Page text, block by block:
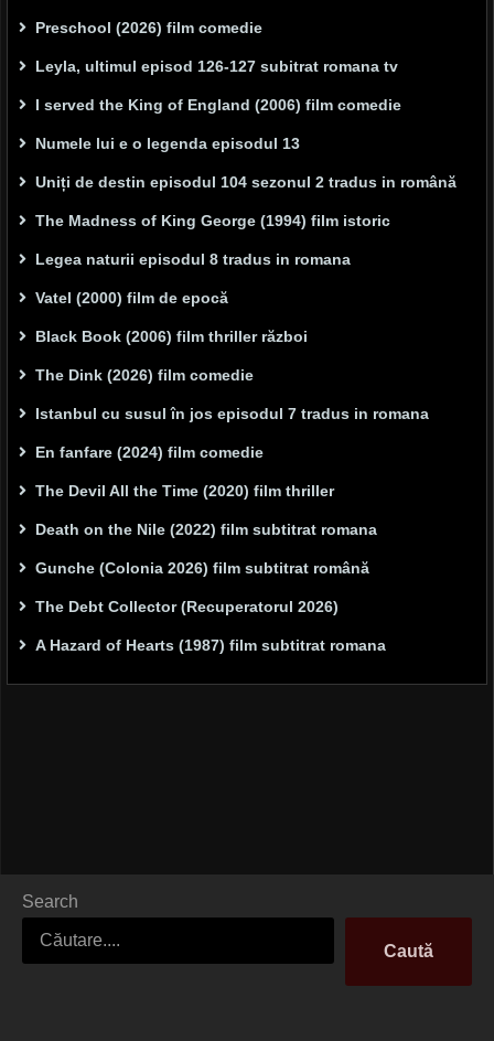
Preschool (2026) film comedie
Leyla, ultimul episod 126-127 subitrat romana tv
I served the King of England (2006) film comedie
Numele lui e o legenda episodul 13
Uniți de destin episodul 104 sezonul 2 tradus in română
The Madness of King George (1994) film istoric
Legea naturii episodul 8 tradus in romana
Vatel (2000) film de epocă
Black Book (2006) film thriller război
The Dink (2026) film comedie
Istanbul cu susul în jos episodul 7 tradus in romana
En fanfare (2024) film comedie
The Devil All the Time (2020) film thriller
Death on the Nile (2022) film subtitrat romana
Gunche (Colonia 2026) film subtitrat română
The Debt Collector (Recuperatorul 2026)
A Hazard of Hearts (1987) film subtitrat romana
Search
Caută